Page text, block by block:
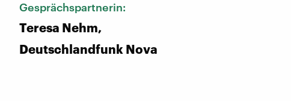
Gesprächspartnerin:
Teresa Nehm,
Deutschlandfunk Nova